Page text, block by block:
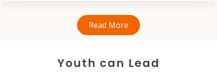
Read More
Youth can Lead